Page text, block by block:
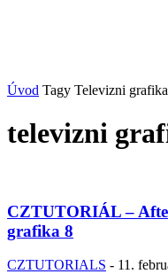
Úvod Tagy Televizni grafika
televizni
CZTUTORIÁL –
grafika 8
CZTUTORIALS - 11.